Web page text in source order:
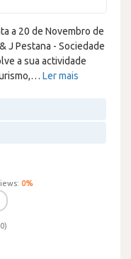
a 20 de Novembro de
J Pestana - Sociedade
a sua actividade
… Ler mais
0%
0)